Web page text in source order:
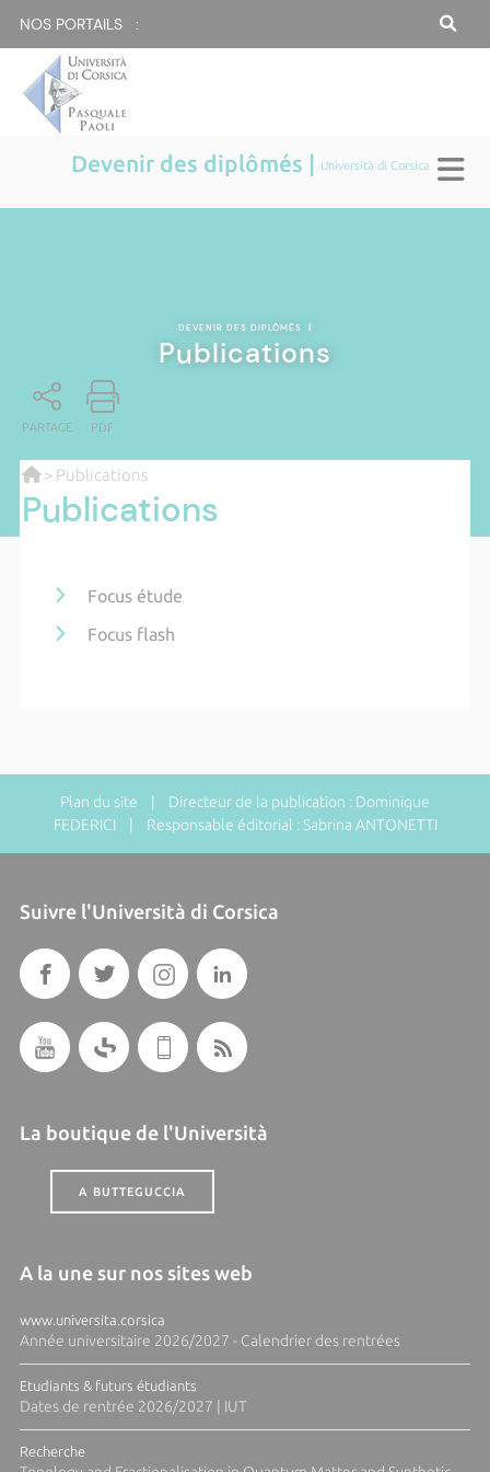
NOS PORTAILS :
Devenir des diplômés | Università di Corsica
DEVENIR DES DIPLÔMÉS |
Publications
PARTAGE PDF
> Publications
Publications
Focus étude
Focus flash
Plan du site | Directeur de la publication : Dominique
FEDERICI | Responsable éditorial : Sabrina ANTONETTI
Suivre l'Università di Corsica
La boutique de l'Università
A BUTTEGUCCIA
A la une sur nos sites web
www.universita.corsica
Année universitaire 2026/2027 - Calendrier des rentrées
Etudiants & futurs étudiants
Dates de rentrée 2026/2027 | IUT
Recherche